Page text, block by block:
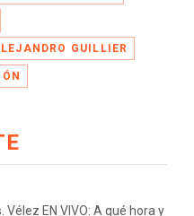
GUILLIER
Vélez EN VIVO: A qué hora y